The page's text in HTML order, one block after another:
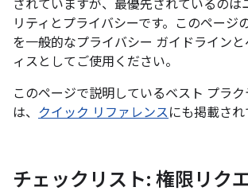
されていますが、最優先されているのは
リティとプライバシーです。このページ
を一般的なプライバシー ガイドライン
ィスとしてご使用ください。
このページで説明しているベスト プラ
は、 クイック リファレンスにも掲載され
チェックリスト: 権限リク